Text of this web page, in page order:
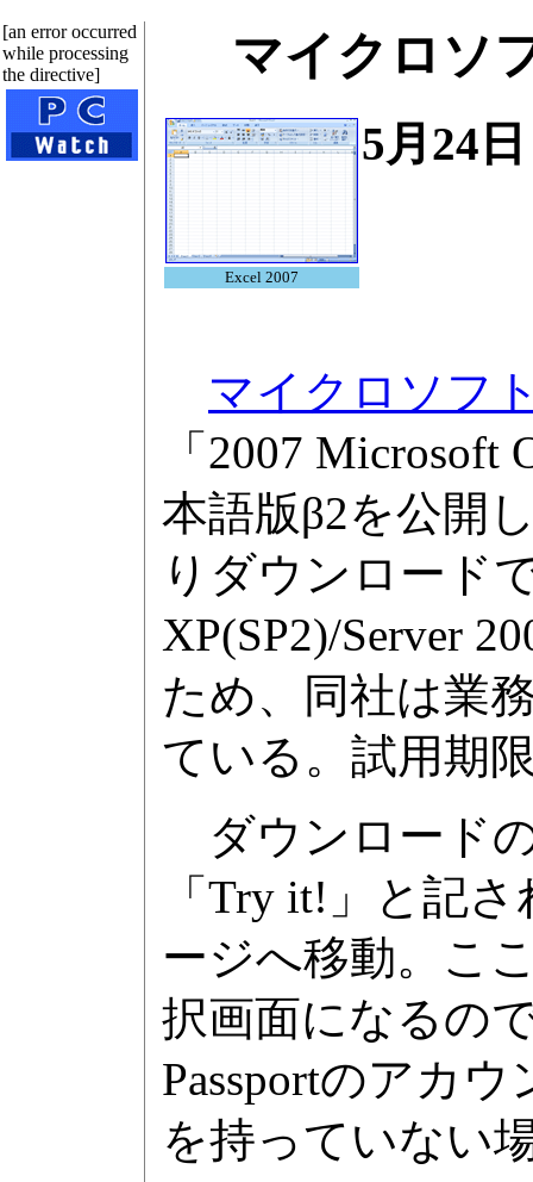
[an error occurred
while processing
the directive]
マイクロソ
Excel 2007
5月24
マイクロソフ
「2007 Microsoft
本語版β2を公開
りダウンロード
XP(SP2)/Server
ため、同社は業
ている。試用期
ダウンロード
「Try it!」と記
ージへ移動。こ
択画面になるの
Passportのアカ
を持っていない